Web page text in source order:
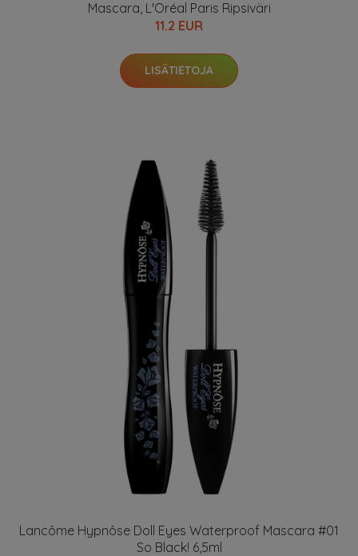
Mascara, L'Oréal Paris Ripsiväri
11.2 EUR
LISÄTIETOJA
Lancôme Hypnôse Doll Eyes Waterproof Mascara #01
So Black! 6,5ml